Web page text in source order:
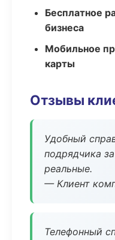
Бесплатное
бизнеса
Мобильное
карты
Отзывы
Удобный
подрядчика
реальные.
— Клиент
Телефонный